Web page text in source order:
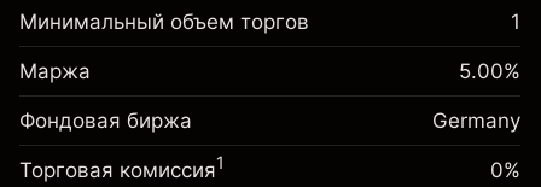
Корректировка за
овернайт
Сборы рассчитываются от
полной стоимости позиции
%
(-€3.46)
Размер сделки с левереджем
Маржа. Ваши
инвестиции
€1,000.00
Корректировка за
овернайт
Сборы рассчитываются от
-0.004915
%
Минимальный объем торгов 1
Маржа 5.00%
Фондовая биржа Germany
Торговая комиссия1 0%